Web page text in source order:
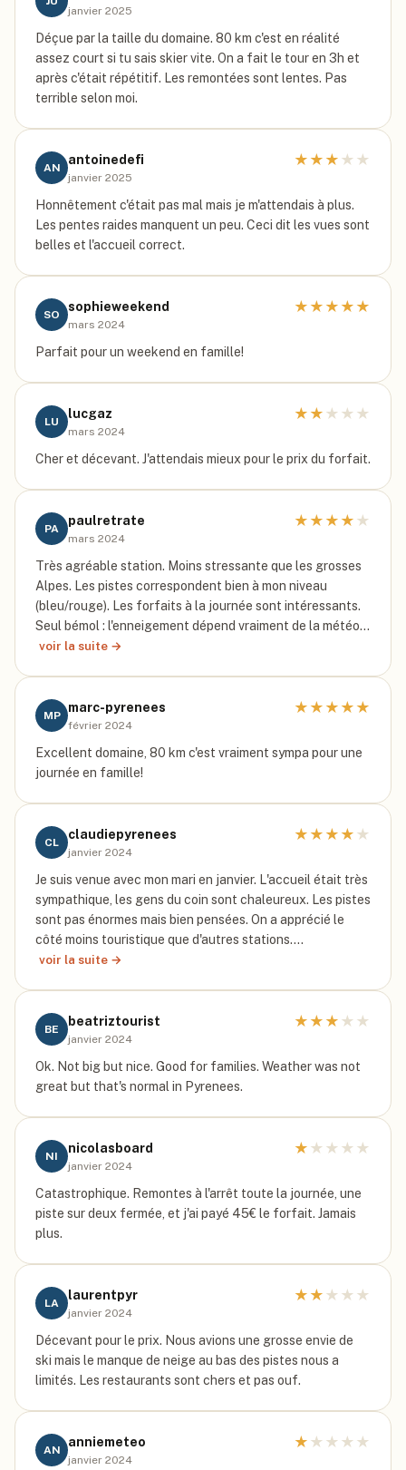
janvier 2025
Déçue par la taille du domaine. 80 km c'est en réalité
assez court si tu sais skier vite. On a fait le tour en 3h et
après c'était répétitif. Les remontées sont lentes. Pas
terrible selon moi.
AN
antoinedefi
janvier 2025
★ ★ ★ ★ ★
Honnêtement c'était pas mal mais je m'attendais à plus.
Les pentes raides manquent un peu. Ceci dit les vues sont
belles et l'accueil correct.
SO
sophieweekend
mars 2024
★ ★ ★ ★ ★
Parfait pour un weekend en famille!
LU
lucgaz
mars 2024
★ ★ ★ ★ ★
Cher et décevant. J'attendais mieux pour le prix du forfait.
PA
paulretrate
mars 2024
★ ★ ★ ★ ★
Très agréable station. Moins stressante que les grosses
Alpes. Les pistes correspondent bien à mon niveau
(bleu/rouge). Les forfaits à la journée sont intéressants.
Seul bémol : l'enneigement dépend vraiment de la météo…
voir la suite →
MP
marc-pyrenees
février 2024
★ ★ ★ ★ ★
Excellent domaine, 80 km c'est vraiment sympa pour une
journée en famille!
CL
claudiepyrenees
janvier 2024
★ ★ ★ ★ ★
Je suis venue avec mon mari en janvier. L'accueil était très
sympathique, les gens du coin sont chaleureux. Les pistes
sont pas énormes mais bien pensées. On a apprécié le
côté moins touristique que d'autres stations.…
voir la suite →
BE
beatriztourist
janvier 2024
★ ★ ★ ★ ★
Ok. Not big but nice. Good for families. Weather was not
great but that's normal in Pyrenees.
NI
nicolasboard
janvier 2024
★ ★ ★ ★ ★
Catastrophique. Remontes à l'arrêt toute la journée, une
piste sur deux fermée, et j'ai payé 45€ le forfait. Jamais
plus.
LA
laurentpyr
janvier 2024
★ ★ ★ ★ ★
Décevant pour le prix. Nous avions une grosse envie de
ski mais le manque de neige au bas des pistes nous a
limités. Les restaurants sont chers et pas ouf.
AN
anniemeteo
janvier 2024
★ ★ ★ ★ ★